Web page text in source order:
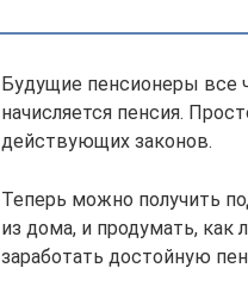
Будущие пенсионеры все
начисляется пенсия.
действующих законов.
Теперь можно получить
из дома, и продумать,
заработать достойную